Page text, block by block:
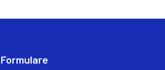
Formulare